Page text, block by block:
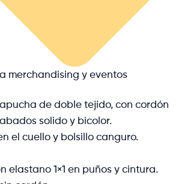
merchandising y eventos
de doble tejido, con cordón
solido y bicolor.
el cuello y bolsillo canguro.
elastano 1×1 en puños y cintura.